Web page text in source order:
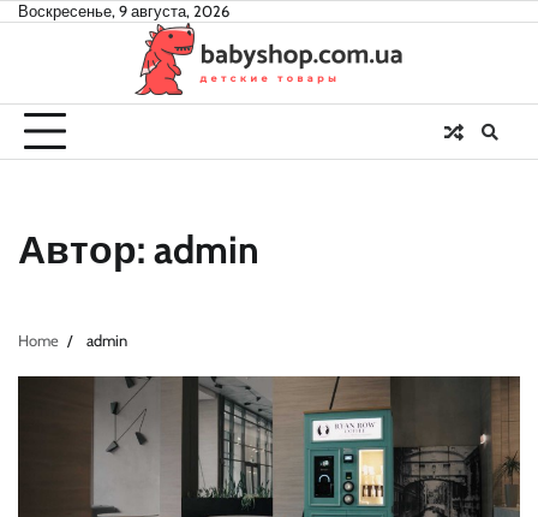
SkipВоскресенье, 9 августа, 2026
Автор: admin
Home admin